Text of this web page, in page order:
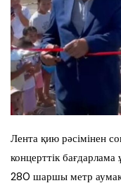
Лента қию рәсімінен
концерттік
280 шаршы метр